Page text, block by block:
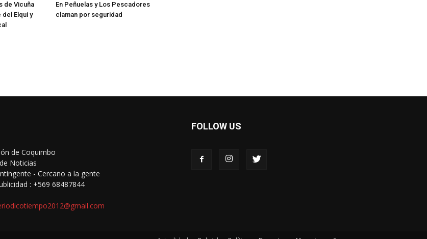
de Vicuña
del Elqui y
En Peñuelas y Los Pescadores
claman por seguridad
de Coquimbo
Noticias
- Cercano a la gente
: +569 68487844
FOLLOW US